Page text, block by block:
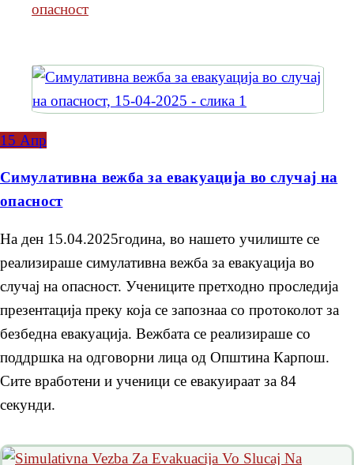
опасност
15 Апр
Симулативна вежба за евакуација во случај на
опасност
На ден 15.04.2025година, во нашето училиште се
реализираше симулативна вежба за евакуација во
случај на опасност. Учениците претходно проследија
презентација преку која се запознаа со протоколот за
безбедна евакуација. Вежбата се реализираше со
поддршка на одговорни лица од Општина Карпош.
Сите вработени и ученици се евакуираат за 84
секунди.